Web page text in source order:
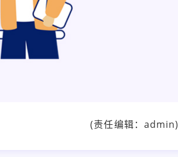
(责任编辑：admin)